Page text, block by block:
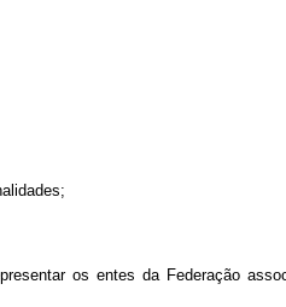
os entes da Federação